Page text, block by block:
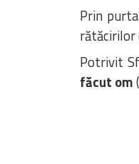
Prin
rătăcirilor
Potrivit
făcut om